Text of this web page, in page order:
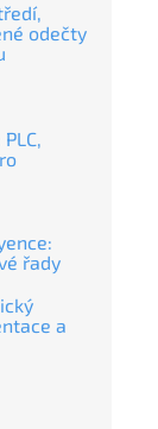
odečty
řady
a